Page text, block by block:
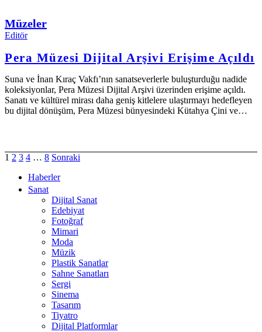
Müzeler
Editör
Pera Müzesi Dijital Arşivi Erişime Açıldı
Suna ve İnan Kıraç Vakfı’nın sanatseverlerle buluşturduğu nadide
koleksiyonlar, Pera Müzesi Dijital Arşivi üzerinden erişime açıldı.
Sanatı ve kültürel mirası daha geniş kitlelere ulaştırmayı hedefleyen
bu dijital dönüşüm, Pera Müzesi bünyesindeki Kütahya Çini ve…
1 2 3 4 … 8 Sonraki
Haberler
Sanat
Dijital Sanat
Edebiyat
Fotoğraf
Mimari
Moda
Müzik
Plastik Sanatlar
Sahne Sanatları
Sergi
Sinema
Tasarım
Tiyatro
Dijital Platformlar